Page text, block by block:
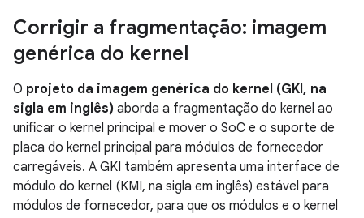
Corrigir a fragmentação: imagem
genérica do kernel
O projeto da imagem genérica do kernel (GKI, na
sigla em inglês) aborda a fragmentação do kernel ao
unificar o kernel principal e mover o SoC e o suporte de
placa do kernel principal para módulos de fornecedor
carregáveis. A GKI também apresenta uma interface de
módulo do kernel (KMI, na sigla em inglês) estável para
módulos de fornecedor, para que os módulos e o kernel